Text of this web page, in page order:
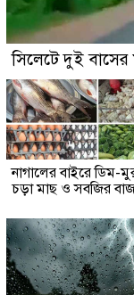
সিলেটে দুই
নাগালের বাইরে ডিম-
চড়া মাছ ও সবজির